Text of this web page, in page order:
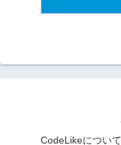
CodeLikeについて